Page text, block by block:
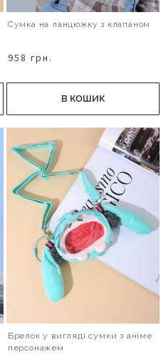
Сумка на ланцюжку з клапаном
958 грн.
В КОШИК
Брелок у вигляді сумки з аніме
персонажем